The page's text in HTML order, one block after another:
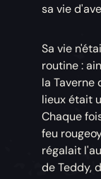
sa vie
Sa vie
routine :
la Taverne
lieux était
Chaque
feu
régalait
de Teddy,